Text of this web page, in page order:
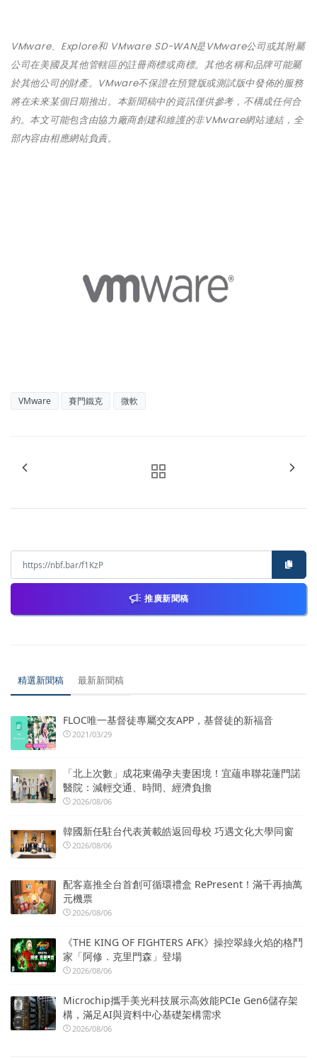
VMware、Explore和 VMware SD-WAN是VMware公司或其附屬
公司在美國及其他管轄區的註冊商標或商標。其他名稱和品牌可能屬
於其他公司的財產。VMware不保證在預覽版或測試版中發佈的服務
將在未來某個日期推出。本新聞稿中的資訊僅供參考，不構成任何合
約。本文可能包含由協力廠商創建和維護的非VMware網站連結，全
部內容由相應網站負責。
VMware 賽門鐵克 微軟
推廣新聞稿
精選新聞稿 最新新聞稿
FLOC唯一基督徒專屬交友APP，基督徒的新福音
2021/03/29
「北上次數」成花東備孕夫妻困境！宜蘊串聯花蓮門諾
醫院：減輕交通、時間、經濟負擔
2026/08/06
韓國新任駐台代表黃載皓返回母校 巧遇文化大學同窗
2026/08/06
配客嘉推全台首創可循環禮盒 RePresent！滿千再抽萬
元機票
2026/08/06
《THE KING OF FIGHTERS AFK》操控翠綠火焰的格鬥
家「阿修．克里門森」登場
2026/08/06
Microchip攜手美光科技展示高效能PCIe Gen6儲存架
構，滿足AI與資料中心基礎架構需求
2026/08/06